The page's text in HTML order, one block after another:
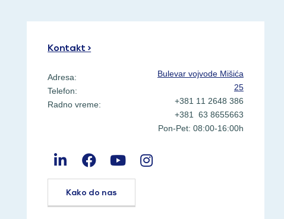
Kontakt >
Adresa:
Telefon:
Radno vreme:
Bulevar vojvode Mišića
25
+381 11 2648 386
+381 63 8655663
Pon-Pet: 08:00-16:00h
Kako do nas